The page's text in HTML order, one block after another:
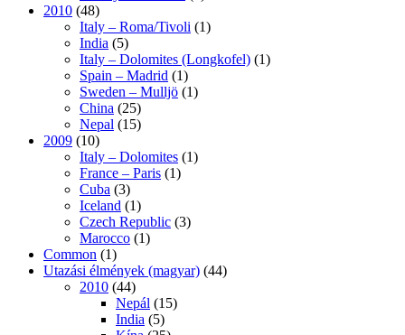
2010 (48)
Italy – Roma/Tivoli (1)
India (5)
Italy – Dolomites (Longkofel) (1)
Spain – Madrid (1)
Sweden – Mulljö (1)
China (25)
Nepal (15)
2009 (10)
Italy – Dolomites (1)
France – Paris (1)
Cuba (3)
Iceland (1)
Czech Republic (3)
Marocco (1)
Common (1)
Utazási élmények (magyar) (44)
2010 (44)
Nepál (15)
India (5)